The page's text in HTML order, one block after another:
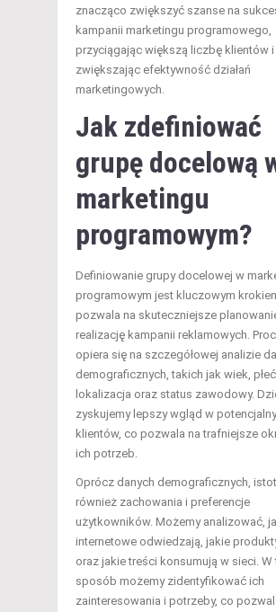
znacząco zwiększyć szanse na
kampanii marketingu programowego,
przyciągając większą liczbę klientów i
zwiększając efektywność działań
marketingowych.
Jak zdefiniować
grupę docelową
marketingu
programowym?
Definiowanie grupy docelowej w
programowym jest kluczowym
pozwala na skuteczniejsze
realizację kampanii reklamowych.
opiera się na szczegółowej analizie
demograficznych, takich jak wiek, płeć,
lokalizacja oraz status zawodowy.
zyskujemy lepszy wgląd w
klientów, co pozwala na trafniejsze
ich potrzeb.
Oprócz danych demograficznych,
również zachowania i preferencje
użytkowników. Możemy analizować,
internetowe odwiedzają, jakie
oraz jakie treści konsumują w sieci. W
sposób możemy zidentyfikować ich
zainteresowania i potrzeby, co